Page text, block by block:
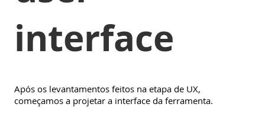
interface
Após os levantamentos feitos na etapa de UX,
começamos a projetar a interface da ferramenta.